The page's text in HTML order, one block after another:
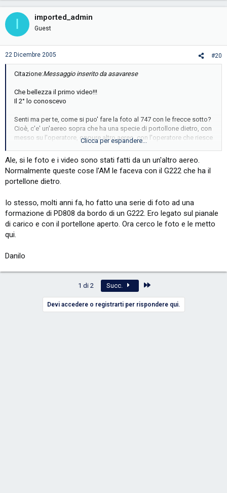
I imported_admin
Guest
22 Dicembre 2005 #20
Citazione:Messaggio inserito da asavarese
Che bellezza il primo video!!!
Il 2° lo conoscevo
Senti ma per te, come si puo' fare la foto al 747 con le frecce sotto?
Cioè, c'e' un'aereo sopra che ha una specie di portollone dietro, con
messo su l'operatore, oppure altro aereo, con l'operatore che riesce
a fotografare perfettamente dietro?
Clicca per espandere...
Ale, si le foto e i video sono stati fatti da un un'altro aereo.
Normalmente queste cose l'AM le faceva con il G222 che ha il
portellone dietro.
Io stesso, molti anni fa, ho fatto una serie di foto ad una
formazione di PD808 da bordo di un G222. Ero legato sul pianale
di carico e con il portellone aperto. Ora cerco le foto e le metto
qui.
Danilo
1 di 2 Succ.
Devi accedere o registrarti per rispondere qui.